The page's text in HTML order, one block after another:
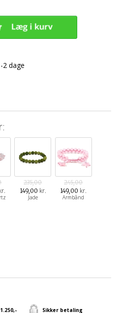
2 dage
235,00
149,00 kr.
Jade
245,00
149,00 kr.
Armbånd
Sikker betaling